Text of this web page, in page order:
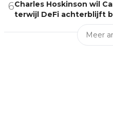
6Charles Hoskinson wil
terwijl DeFi achterblijft
Meer